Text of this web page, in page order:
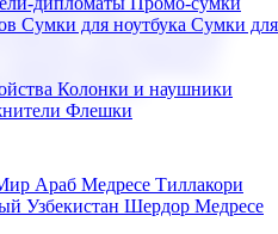
Сумки для ноутбука Сумки для
Колонки и наушники
Флешки
Наборы с аккумуляторами
Наборы с ежедневниками
Чайные наборы
Араб Медресе Тиллакори
Узбекистан Шердор Медресе